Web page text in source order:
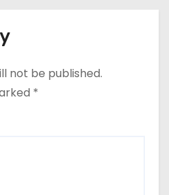
not be published.
*